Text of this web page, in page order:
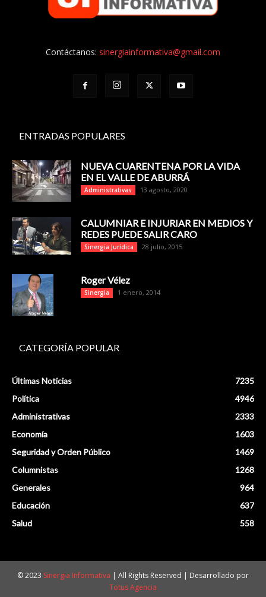
Contáctanos: sinergiainformativa@gmail.com
ENTRADAS POPULARES
NUEVA CUARENTENA POR LA VIDA
EN EL VALLE DE ABURRÁ
Administrativas 13 agosto, 2020
CALUMNIAR E INJURIAR EN MEDIOS Y
REDES PUEDE SALIR CARO
Sinergia Jurídica 28 julio, 2015
Roger Vélez
Sinergia 1 enero, 2014
CATEGORÍA POPULAR
Últimas Noticias
7235
Política
4946
Administrativas
2333
Economía
1603
Seguridad y Orden Público
1469
Columnistas
1268
Generales
964
Educación
637
Salud
558
© 2023 Sinergia Informativa | All Rights Reserved | Desarrollado por
Totus Agencia